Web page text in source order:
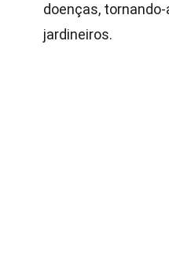
doenças,
jardineiros.